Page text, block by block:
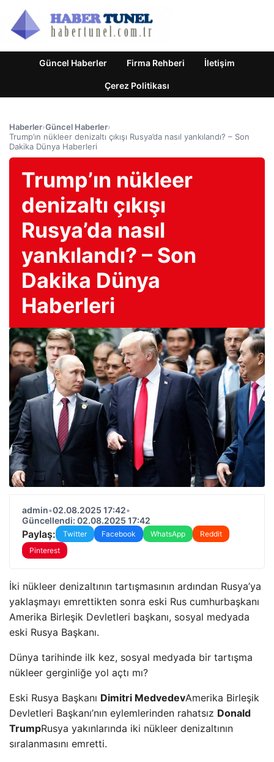
Güncel Haberler Firma Rehberi İletişim
Çerez Politikası
Haberler›Güncel Haberler›
Trump’ın nükleer denizaltı çıkışı Rusya’da nasıl yankılandı? – Son
Dakika Dünya Haberleri
Trump’ın nükleer
denizaltı çıkışı
Rusya’da nasıl
yankılandı? – Son
Dakika Dünya
Haberleri
admin•02.08.2025 17:42•
Güncellendi: 02.08.2025 17:42
Paylaş: Twitter Facebook WhatsApp
Reddit
Pinterest
İki nükleer denizaltının tartışmasının ardından Rusya’ya
yaklaşmayı emrettikten sonra eski Rus cumhurbaşkanı
Amerika Birleşik Devletleri başkanı, sosyal medyada
eski Rusya Başkanı.
Dünya tarihinde ilk kez, sosyal medyada bir tartışma
nükleer gerginliğe yol açtı mı?
Eski Rusya Başkanı Dimitri MedvedevAmerika Birleşik
Devletleri Başkanı’nın eylemlerinden rahatsız Donald
TrumpRusya yakınlarında iki nükleer denizaltının
sıralanmasını emretti.